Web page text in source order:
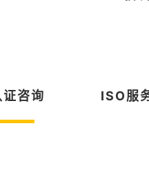
咨询 ISO服